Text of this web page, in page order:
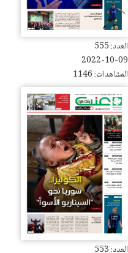
العدد: 555
2022-10-09
المشاهدات: 1146
العدد: 553